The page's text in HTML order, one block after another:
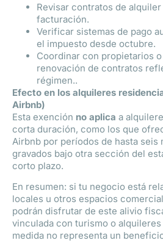
Revisar contratos de
facturación.
Verificar sistemas de pago
el impuesto desde octubre.
Coordinar con propietarios
renovación de contratos
régimen..
Efecto en los alquileres
Airbnb)
Esta exención no aplica a
corta duración, como los que
Airbnb por períodos de hasta seis
gravados bajo otra sección del
corto plazo.
En resumen: si tu negocio está
locales u otros espacios
podrán disfrutar de este alivio
vinculada con turismo o
medida no representa un